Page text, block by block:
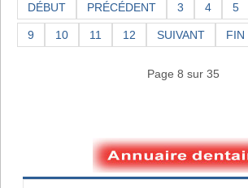
DÉBUT PRÉCÉDENT 3 4 5
9 10 11 12 SUIVANT FIN
Page 8 sur 35